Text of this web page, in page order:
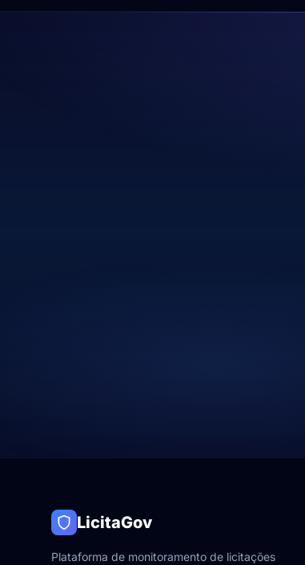
LicitaGov
Plataforma de monitoramento de licitações